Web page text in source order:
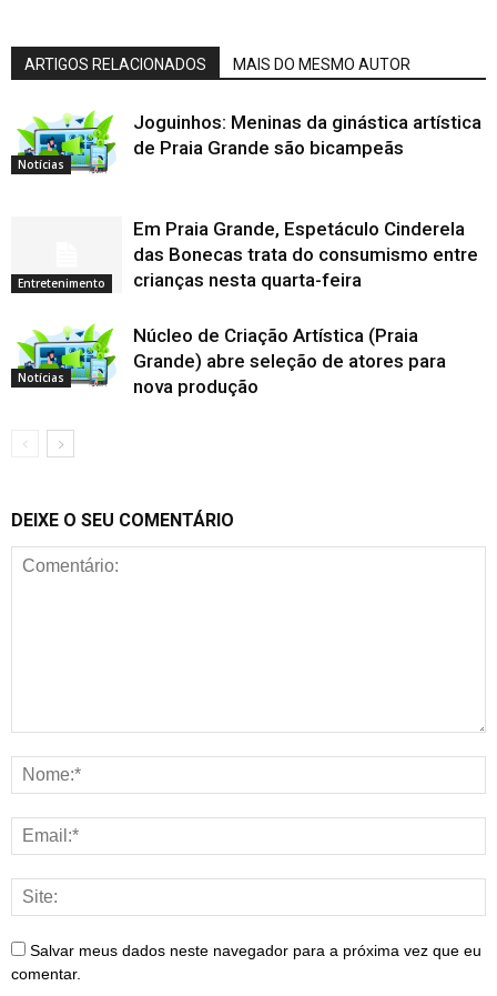
ARTIGOS RELACIONADOS MAIS DO MESMO AUTOR
Notícias
Joguinhos: Meninas da ginástica artística
de Praia Grande são bicampeãs
Entretenimento
Em Praia Grande, Espetáculo Cinderela
das Bonecas trata do consumismo entre
crianças nesta quarta-feira
Notícias
Núcleo de Criação Artística (Praia
Grande) abre seleção de atores para
nova produção
DEIXE O SEU COMENTÁRIO
Salvar meus dados neste navegador para a próxima vez que eu
comentar.